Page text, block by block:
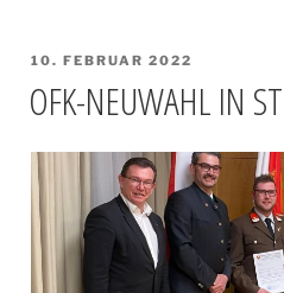
VERÖFFENTLICHT
10. FEBRUAR 2022
OFK-NEUWAHL IN